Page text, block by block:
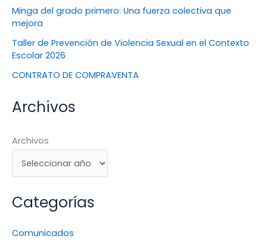
Minga del grado primero: Una fuerza colectiva que
mejora
Taller de Prevención de Violencia Sexual en el Contexto
Escolar 2026
CONTRATO DE COMPRAVENTA
Archivos
Archivos
Categorías
Comunicados